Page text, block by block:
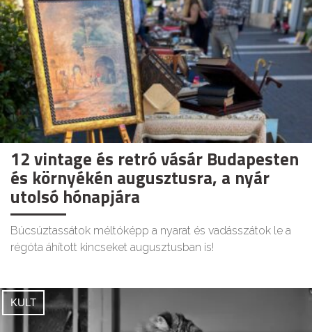
12 vintage és retró vásár Budapesten
és környékén augusztusra, a nyár
utolsó hónapjára
Búcsúztassátok méltóképp a nyarat és vadásszátok le a
régóta áhított kincseket augusztusban is!
KULT